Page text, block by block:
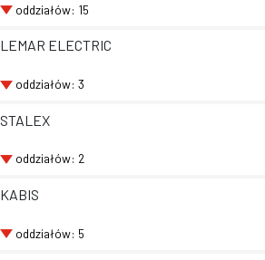
oddziałów: 15
LEMAR ELECTRIC
oddziałów: 3
STALEX
oddziałów: 2
KABIS
oddziałów: 5